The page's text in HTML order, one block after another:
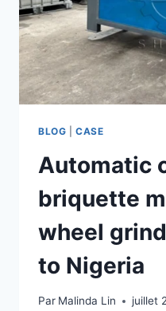
BLOG |CASE
Automatic
briquette
wheel
to Nigeria
Par Malinda Lin juillet